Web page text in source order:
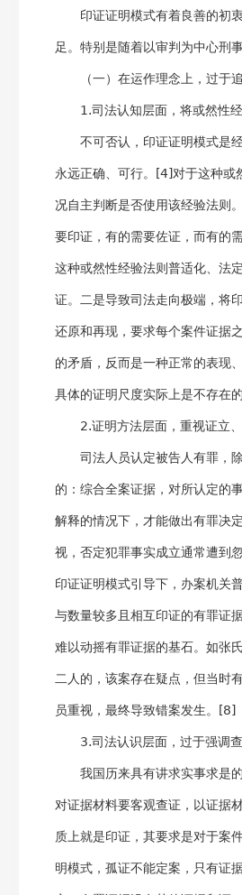
印证证明模式有着良善的初衷
足。特别是随着以审判为中心刑
（一）在运作理念上，过于追
1.司法认知层面，将或然性经
不可否认，印证证明模式是经
永远正确、可行。[4]对于这种或
况自主判断是否使用该经验法则
要印证，有的需要佐证，而有的
这种或然性经验法则普适化、法
证。二是导致司法走向极端，将
还原和再现，要求每个案件证据
的矛盾，反而是一种正常的表现
具体的证明尺度实际上是不存在
2.证明方法层面，重视证立、
司法人员认定被告人有罪，除
的：综合全案证据，对所认定的
解释的情况下，才能做出有罪决
视，否定犯罪事实成立通常遭到
印证证明模式引导下，办案机关
与数量较多且相互印证的有罪证
难以动摇有罪证据的基石。如张
二人的，该案存在疑点，但当时
员重视，最终导致错案发生。[8]
3.司法认识层面，过于强调查
我国历来具有讲求实事求是的
对证据材料要客观查证，以证据
质上就是印证，其要求是对于案
明模式，孤证不能定案，只有证